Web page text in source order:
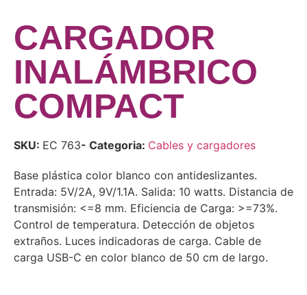
CARGADOR
INALÁMBRICO
COMPACT
SKU: EC 763- Categoria: Cables y cargadores
Base plástica color blanco con antideslizantes.
Entrada: 5V/2A, 9V/1.1A. Salida: 10 watts. Distancia de
transmisión: <=8 mm. Eficiencia de Carga: >=73%.
Control de temperatura. Detección de objetos
extraños. Luces indicadoras de carga. Cable de
carga USB-C en color blanco de 50 cm de largo.